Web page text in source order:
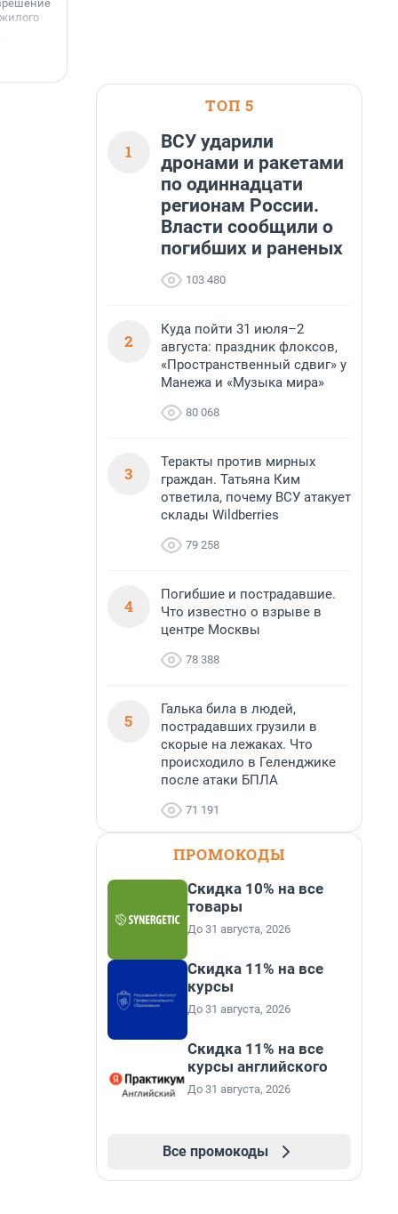
ТОП 5
1
ВСУ ударили
дронами и ракетами
по одиннадцати
регионам России.
Власти сообщили о
погибших и раненых
103 480
2
Куда пойти 31 июля–2
августа: праздник флоксов,
«Пространственный сдвиг» у
Манежа и «Музыка мира»
80 068
3
Теракты против мирных
граждан. Татьяна Ким
ответила, почему ВСУ атакует
склады Wildberries
79 258
4
Погибшие и пострадавшие.
Что известно о взрыве в
центре Москвы
78 388
5
Галька била в людей,
пострадавших грузили в
скорые на лежаках. Что
происходило в Геленджике
после атаки БПЛА
71 191
ПРОМОКОДЫ
Скидка 10% на все
товары
До 31 августа, 2026
Скидка 11% на все
курсы
До 31 августа, 2026
Скидка 11% на все
курсы английского
До 31 августа, 2026
Все промокоды